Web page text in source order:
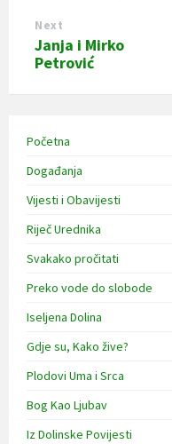
Next
Janja i Mirko
Petrović
Početna
Događanja
Vijesti i Obavijesti
Riječ Urednika
Svakako pročitati
Preko vode do slobode
Iseljena Dolina
Gdje su, Kako žive?
Plodovi Uma i Srca
Bog Kao Ljubav
Iz Dolinske Povijesti